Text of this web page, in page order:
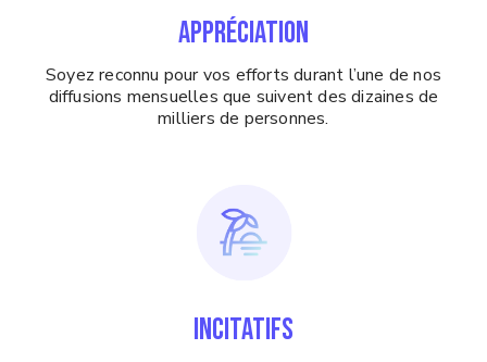
APPRÉCIATION
Soyez reconnu pour vos efforts durant l’une de nos
diffusions mensuelles que suivent des dizaines de
milliers de personnes.
INCITATIFS